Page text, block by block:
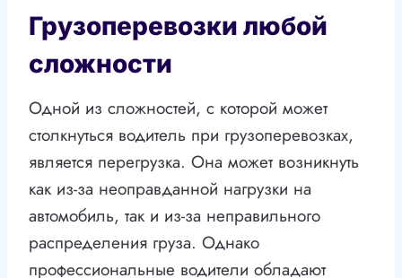
Грузоперевозки любой
сложности
Одной из сложностей, с которой может
столкнуться водитель при грузоперевозках,
является перегрузка. Она может возникнуть
как из-за неоправданной нагрузки на
автомобиль, так и из-за неправильного
распределения груза. Однако
профессиональные водители обладают